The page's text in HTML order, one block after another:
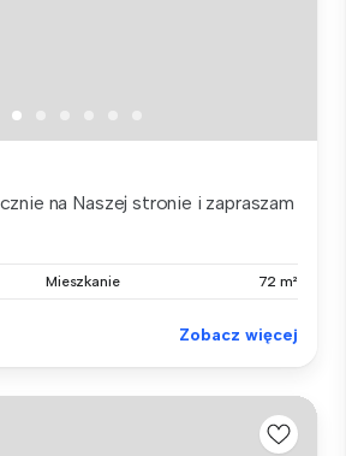
na Naszej stronie i zapraszam
Mieszkanie 72 m²
Zobacz więcej